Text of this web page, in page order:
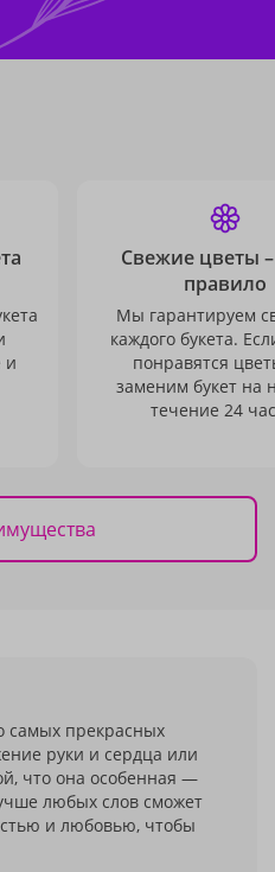
и
Свежие цветы
правило
Мы гарантируем
каждого букета.
понравятся
заменим букет на
течение 24
самых прекрасных
руки и сердца или
что она особенная —
любых слов сможет
и любовью, чтобы